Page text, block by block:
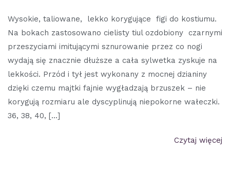
Wysokie, taliowane, lekko korygujące figi do kostiumu.
Na bokach zastosowano cielisty tiul ozdobiony czarnymi
przeszyciami imitującymi sznurowanie przez co nogi
wydają się znacznie dłuższe a cała sylwetka zyskuje na
lekkości. Przód i tył jest wykonany z mocnej dzianiny
dzięki czemu majtki fajnie wygładzają brzuszek – nie
korygują rozmiaru ale dyscyplinują niepokorne wałeczki.
36, 38, 40, […]
Czytaj więcej